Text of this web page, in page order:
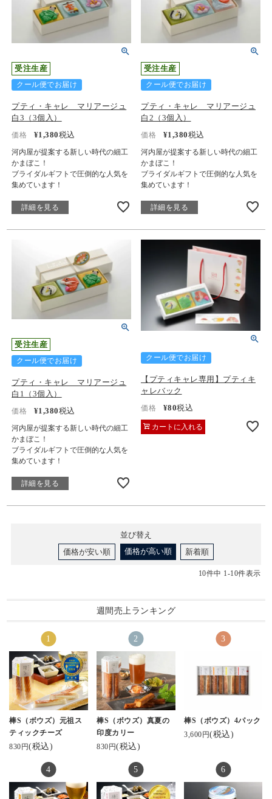
受注生産
クール便でお届け
プティ・キャレ マリアージュ
白3（3個入）
価格 ¥1,380税込
河内屋が提案する新しい時代の細工
かまぼこ！
ブライダルギフトで圧倒的な人気を
集めています！
詳細を見る
受注生産
クール便でお届け
プティ・キャレ マリアージュ
白2（3個入）
価格 ¥1,380税込
河内屋が提案する新しい時代の細工
かまぼこ！
ブライダルギフトで圧倒的な人気を
集めています！
詳細を見る
受注生産
クール便でお届け
プティ・キャレ マリアージュ
白1（3個入）
価格 ¥1,380税込
河内屋が提案する新しい時代の細工
かまぼこ！
ブライダルギフトで圧倒的な人気を
集めています！
詳細を見る
クール便でお届け
【プティキャレ専用】プティキ
ャレバック
価格 ¥80税込
カートに入れる
並び替え
価格が安い順
価格が高い順 新着順
10件中 1-10件表示
週間売上ランキング
棒S（ボウズ）元祖ス
ティックチーズ
830円(税込)
棒S（ボウズ）真夏の
印度カリー
830円(税込)
棒S（ボウズ）4パック
3,600円(税込)